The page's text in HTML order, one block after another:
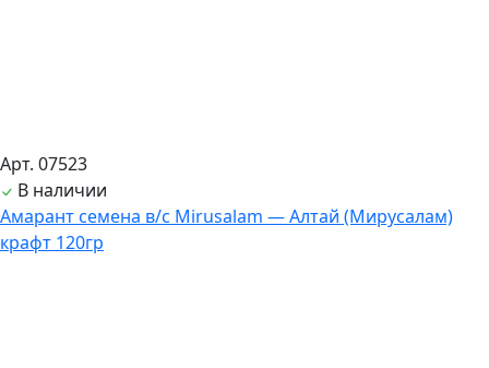
Арт. 07523
В наличии
Амарант семена в/с Mirusalam — Алтай (Мирусалам)
крафт 120гр